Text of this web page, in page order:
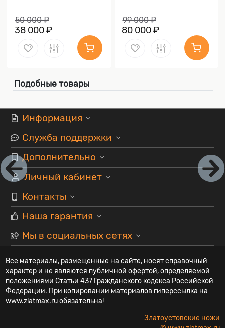
50 000 ₽
38 000 ₽
99 000 ₽
80 000 ₽
Подобные товары
Информация
Служба поддержки
Дополнительно
Личный кабинет
Контакты
Наша гарантия
Мы в социальных сетях
Все материалы, размещенные на сайте, носят справочный
характер и не являются публичной офертой, определяемой
положениями Статьи 437 Гражданского кодекса Российской
Федерации. При копировании материалов гиперссылка на
www.zlatmax.ru обязательна!
Златоустовские ножи